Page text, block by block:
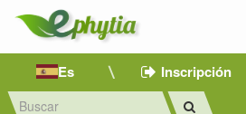
Es Inscripción